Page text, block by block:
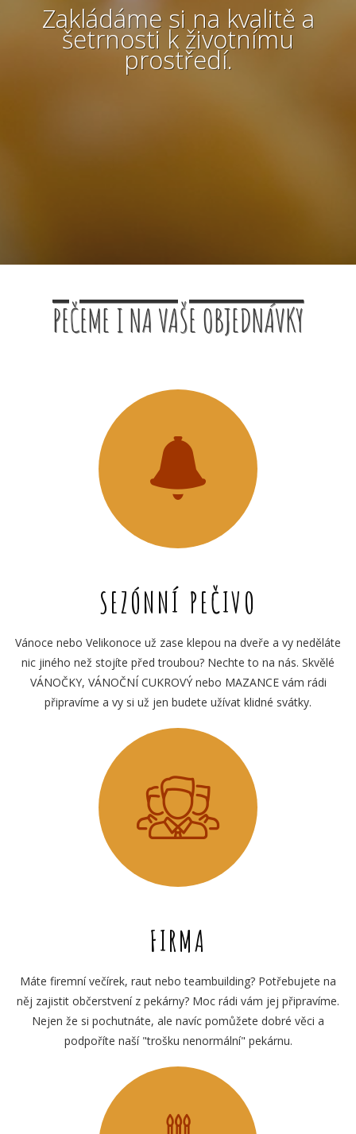
Zakládáme si na kvalitě a
šetrnosti k životnímu
prostředí.
PEČEME I NA VAŠE OBJEDNÁVKY
SEZÓNNÍ PEČIVO
Vánoce nebo Velikonoce už zase klepou na dveře a vy neděláte
nic jiného než stojíte před troubou? Nechte to na nás. Skvělé
VÁNOČKY, VÁNOČNÍ CUKROVÝ nebo MAZANCE vám rádi
připravíme a vy si už jen budete užívat klidné svátky.
FIRMA
Máte firemní večírek, raut nebo teambuilding? Potřebujete na
něj zajistit občerstvení z pekárny? Moc rádi vám jej připravíme.
Nejen že si pochutnáte, ale navíc pomůžete dobré věci a
podpoříte naší "trošku nenormální" pekárnu.